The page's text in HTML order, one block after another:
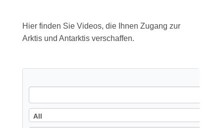
Hier finden Sie Videos, die Ihnen Zugang zur
Arktis und Antarktis verschaffen.
AllAll